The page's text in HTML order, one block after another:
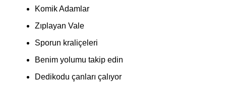
Komik Adamlar
Zıplayan Vale
Sporun kraliçeleri
Benim yolumu takip edin
Dedikodu çanları çalıyor